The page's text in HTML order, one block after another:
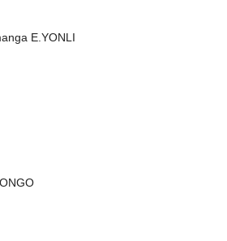
E.YONLI